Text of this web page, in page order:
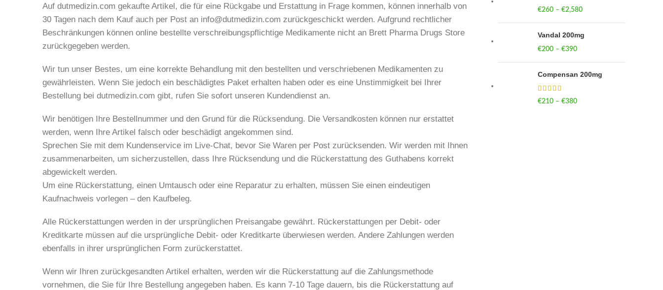
Auf dutmedizin.com gekaufte Artikel, die für eine Rückgabe und Erstattung in Frage kommen, können innerhalb von
30 Tagen nach dem Kauf auch per Post an info@dutmedizin.com zurückgeschickt werden. Aufgrund rechtlicher
Beschränkungen können online bestellte verschreibungspflichtige Medikamente nicht an Brett Pharma Drugs Store
zurückgegeben werden.
Wir tun unser Bestes, um eine korrekte Behandlung mit den bestellten und verschriebenen Medikamenten zu
gewährleisten. Wenn Sie jedoch ein beschädigtes Paket erhalten haben oder es eine Unstimmigkeit bei Ihrer
Bestellung bei dutmedizin.com gibt, rufen Sie sofort unseren Kundendienst an.
Wir benötigen Ihre Bestellnummer und den Grund für die Rücksendung. Die Versandkosten können nur erstattet
werden, wenn Ihre Artikel falsch oder beschädigt angekommen sind.
Sprechen Sie mit dem Kundenservice im Live-Chat, bevor Sie Waren per Post zurücksenden. Wir werden mit Ihnen
zusammenarbeiten, um sicherzustellen, dass Ihre Rücksendung und die Rückerstattung des Guthabens korrekt
abgewickelt werden.
Um eine Rückerstattung, einen Umtausch oder eine Reparatur zu erhalten, müssen Sie einen eindeutigen
Kaufnachweis vorlegen – den Kaufbeleg.
Alle Rückerstattungen werden in der ursprünglichen Preisangabe gewährt. Rückerstattungen per Debit- oder
Kreditkarte müssen auf die ursprüngliche Debit- oder Kreditkarte überwiesen werden. Andere Zahlungen werden
ebenfalls in ihrer ursprünglichen Form zurückerstattet.
Wenn wir Ihren zurückgesandten Artikel erhalten, werden wir die Rückerstattung auf die Zahlungsmethode
vornehmen, die Sie für Ihre Bestellung angegeben haben. Es kann 7-10 Tage dauern, bis die Rückerstattung auf
€260 – €2,580Price range:
Vandal 200mg
€200 – €390Price range: €200
Compensan 200mg
€210 – €380Price range: €210